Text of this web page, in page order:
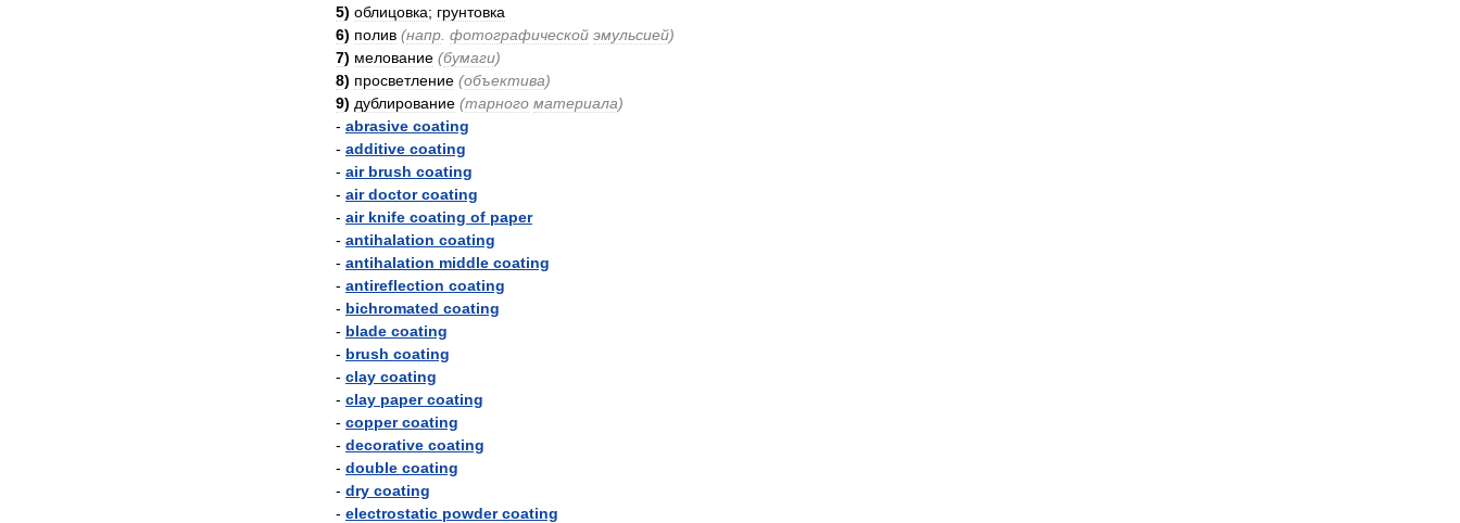
5) облицовка; грунтовка
6) полив (напр фотографической эмульсией)
7) мелование (бумаги)
8) просветление (объектива)
9) дублирование (тарного материала)
- abrasive coating
- additive coating
- air brush coating
- air doctor coating
- air knife coating of paper
- antihalation coating
- antihalation middle coating
- antireflection coating
- bichromated coating
- blade coating
- brush coating
- clay coating
- clay paper coating
- copper coating
- decorative coating
- double coating
- dry coating
- electrostatic powder coating